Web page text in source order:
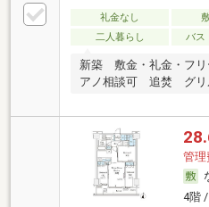
礼金なし
二人暮らし
バス
新築 敷金・礼金・フ
アノ相談可 追焚 グリ
管理
4階 /